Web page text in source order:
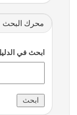
محرك البحث
ابحث في